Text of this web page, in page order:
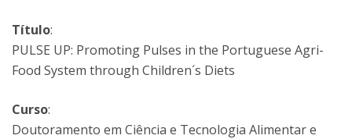
Título:
PULSE UP: Promoting Pulses in the Portuguese Agri-
Food System through Children´s Diets
Curso:
Doutoramento em Ciência e Tecnologia Alimentar e